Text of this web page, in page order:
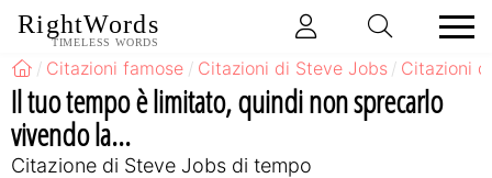
RightWords
TIMELESS WORDS
Citazioni famose Citazioni di Steve Jobs Citazioni
Il tuo tempo è limitato, quindi non sprecarlo
vivendo la...
Citazione di Steve Jobs di tempo